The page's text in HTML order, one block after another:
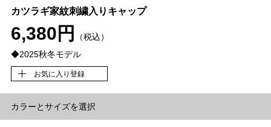
カツラギ家紋刺繍入りキャップ
6,380円
（税込）
◆2025秋冬モデル
お気に入り登録
カラーとサイズを選択